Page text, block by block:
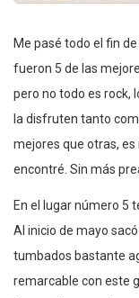
Me pasé todo el fin
fueron 5 de las
pero no todo es rock,
la disfruten tanto
mejores que otras, es
encontré. Sin más
En el lugar número 5
Al inicio de mayo
tumbados bastante
remarcable con este